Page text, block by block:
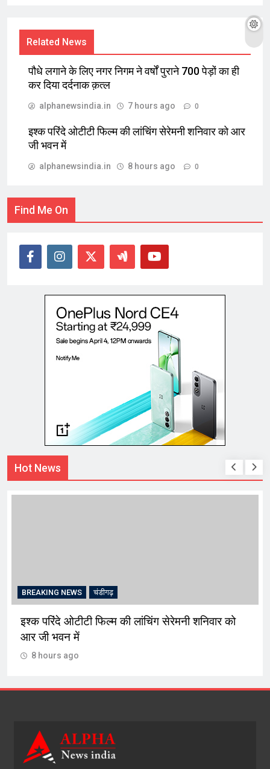
Related News
पौधे लगाने के लिए नगर निगम ने वर्षों पुराने 700 पेड़ों का ही
कर दिया दर्दनाक क़त्ल
alphanewsindia.in 7 hours ago 0
इश्क परिंदे ओटीटी फिल्म की लांचिंग सेरेमनी शनिवार को आर
जी भवन में
alphanewsindia.in 8 hours ago 0
Find Me On
Hot News
BREAKING NEWS चंडीगढ़
इश्क परिंदे ओटीटी फिल्म की लांचिंग सेरेमनी शनिवार को
आर जी भवन में
8 hours ago